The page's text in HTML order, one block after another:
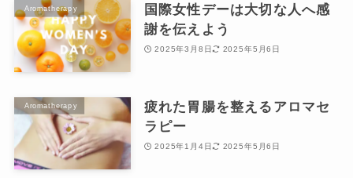
Aromatherapy
国際女性デーは大切な人へ感
謝を伝えよう
2025年3月8日 2025年5月6日
Aromatherapy
疲れた胃腸を整えるアロマセ
ラピー
2025年1月4日 2025年5月6日